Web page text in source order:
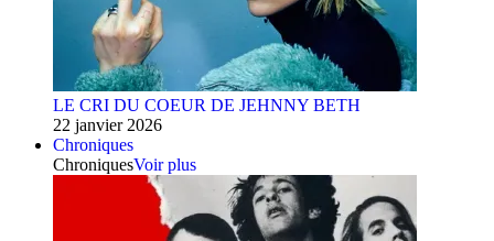
LE CRI DU COEUR DE JEHNNY BETH
22 janvier 2026
Chroniques
ChroniquesVoir plus